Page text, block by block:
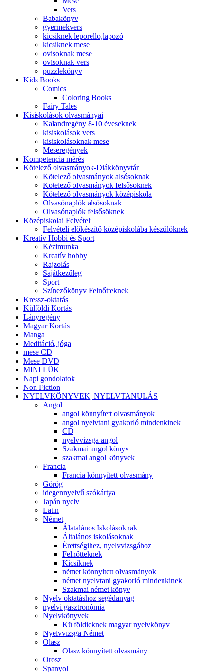
Vers
Babakönyv
gyermekvers
kicsiknek leporello,lapozó
kicsiknek mese
ovisoknak mese
ovisoknak vers
puzzlekönyv
Kids Books
Comics
Coloring Books
Fairy Tales
Kisiskolások olvasmányai
Kalandregény 8-10 éveseknek
kisiskolások vers
kisiskolásoknak mese
Meseregények
Kompetencia mérés
Kötelező olvasmányok-Diákkönyvtár
Kötelező olvasmányok alsósoknak
Kötelező olvasmányok felsősöknek
Kötelező olvasmányok középiskola
Olvasónaplók alsósoknak
Olvasónaplók felsősöknek
Középiskolai Felvételi
Felvételi előkészítő középiskolába készülöknek
Kreatív Hobbi és Sport
Kézimunka
Kreatív hobby
Rajzolás
Sajátkezűleg
Sport
Színezőkönyv Felnőtteknek
Kressz-oktatás
Külföldi Kortás
Lányregény
Magyar Kortás
Manga
Meditáció, jóga
mese CD
Mese DVD
MINI LÜK
Napi gondolatok
Non Fiction
NYELVKÖNYVEK, NYELVTANULÁS
Angol
angol könnyített olvasmányok
angol nyelvtani gyakorló mindenkinek
CD
nyelvvizsga angol
Szakmai angol könyv
szakmai angol könyvek
Francia
Francia könnyített olvasmány
Görög
idegennyelvű szókártya
Japán nyelv
Latin
Német
Álatalános Iskolásoknak
Általános iskolásoknak
Érettségihez, nyelvvizsgához
Felnőtteknek
Kicsiknek
német könnyített olvasmányok
német nyelvtani gyakorló mindenkinek
Szakmai német könyv
Nyelv oktatáshoz segédanyag
nyelvi gasztronómia
Nyelvkönyvek
Külföldieknek magyar nyelvkönyv
Nyelvvizsga Német
Olasz
Olasz könnyített olvasmány
Orosz
Spanyol